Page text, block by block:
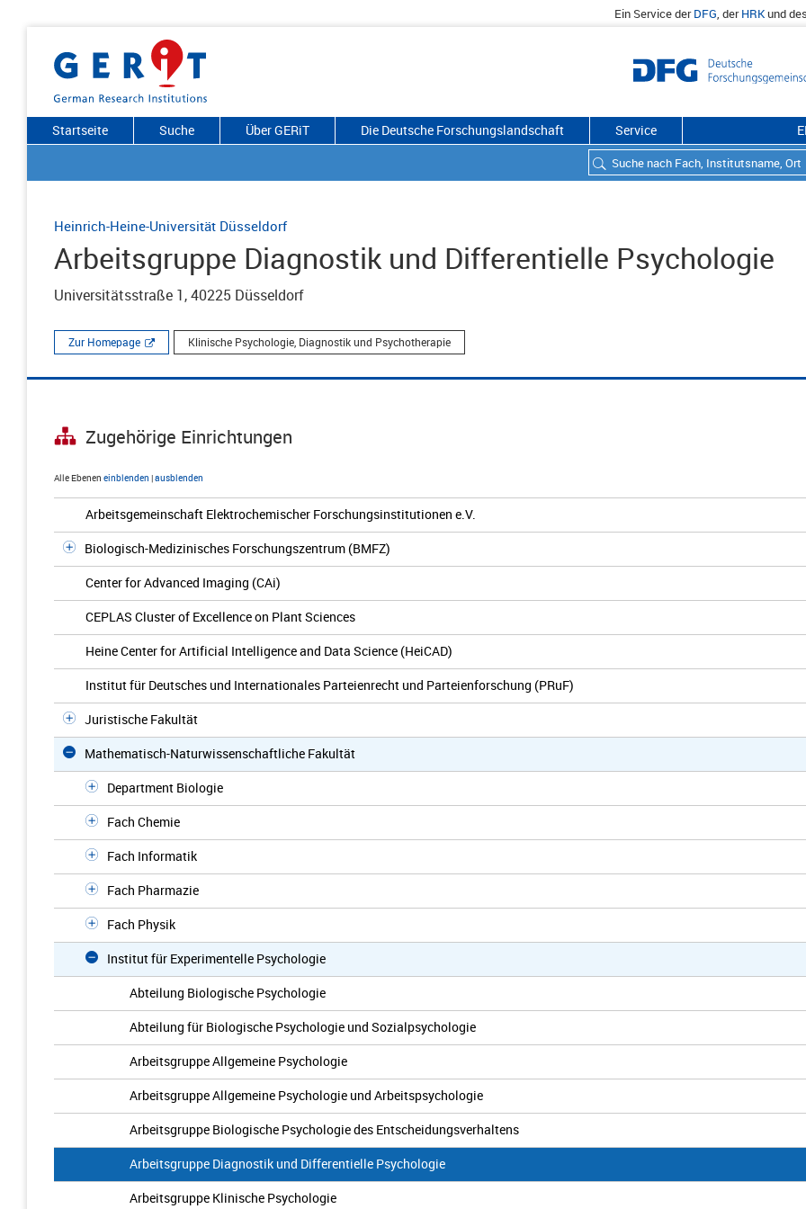
Ein Service derDFG, derHRKund
Startseite Suche Über GERiT Die Deutsche Forschungslandschaft Service
Heinrich-Heine-Universität Düsseldorf
Arbeitsgruppe Diagnostik und Differentielle Psychologie
Universitätsstraße 1, 40225 Düsseldorf
Zur Homepage Klinische Psychologie, Diagnostik und Psychotherapie
Zugehörige Einrichtungen
Alle Ebenen einblenden |ausblenden
Arbeitsgemeinschaft Elektrochemischer Forschungsinstitutionen e.V.
Biologisch-Medizinisches Forschungszentrum (BMFZ)
Center for Advanced Imaging (CAi)
CEPLAS Cluster of Excellence on Plant Sciences
Heine Center for Artificial Intelligence and Data Science (HeiCAD)
Institut für Deutsches und Internationales Parteienrecht und Parteienforschung (PRuF)
Juristische Fakultät
Mathematisch-Naturwissenschaftliche Fakultät
Department Biologie
Fach Chemie
Fach Informatik
Fach Pharmazie
Fach Physik
Institut für Experimentelle Psychologie
Abteilung Biologische Psychologie
Abteilung für Biologische Psychologie und Sozialpsychologie
Arbeitsgruppe Allgemeine Psychologie
Arbeitsgruppe Allgemeine Psychologie und Arbeitspsychologie
Arbeitsgruppe Biologische Psychologie des Entscheidungsverhaltens
Arbeitsgruppe Diagnostik und Differentielle Psychologie
Arbeitsgruppe Klinische Psychologie